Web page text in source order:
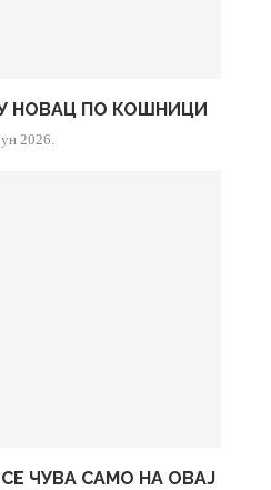
НОВАЦ ПО КОШНИЦИ
2026.
ЧУВА САМО НА ОВАЈ